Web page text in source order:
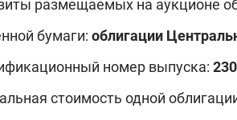
размещаемых на аукционе
бумаги: облигации
номер выпуска:
стоимость одной